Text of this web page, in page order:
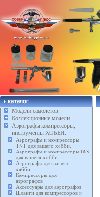
Модели самолётов.
Коллекционные модели
Аэрографы компрессоры,
инструменты ХОББИ.
Аэрографы и компрессоры
TNT для вашего хобби.
Аэрографы и компрессоры JAS
для вашего хобби.
Аэрографы для вашего
хобби
Компрессоры для
аэрографов
Аксессуары для аэрографов
Шланги для компрессоров и